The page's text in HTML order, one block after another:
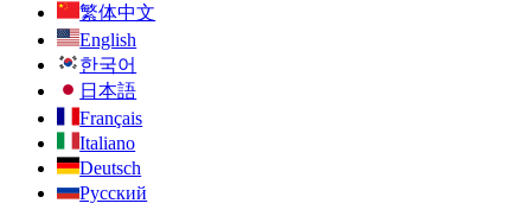
繁体中文
English
한국어
日本語
Français
Italiano
Deutsch
Русский